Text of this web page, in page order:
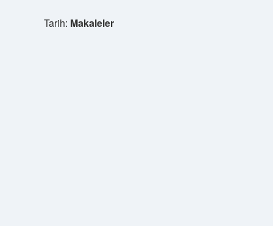
Tarih: Makaleler